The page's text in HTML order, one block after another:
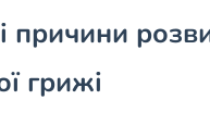
причини
грижі